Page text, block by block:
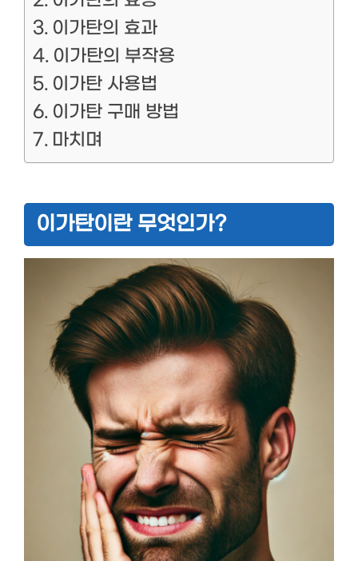
이가탄의 효과
이가탄의 부작용
이가탄 사용법
이가탄 구매 방법
마치며
이가탄이란 무엇인가?